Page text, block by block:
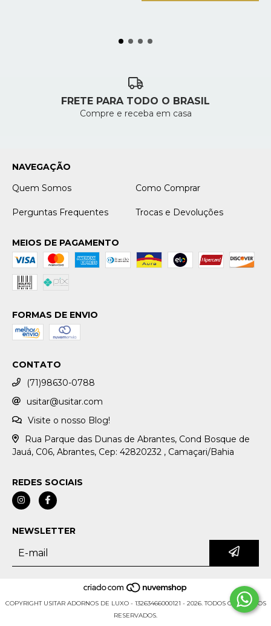
FRETE PARA TODO O BRASIL
Compre e receba em casa
NAVEGAÇÃO
Quem Somos
Como Comprar
Perguntas Frequentes Trocas e Devoluções
MEIOS DE PAGAMENTO
FORMAS DE ENVIO
CONTATO
(71)98630-0788
usitar@usitar.com
Visite o nosso Blog!
Rua Parque das Dunas de Abrantes, Cond Bosque de
Jauá, C06, Abrantes, Cep: 42820232 , Camaçari/Bahia
REDES SOCIAIS
NEWSLETTER
COPYRIGHT USITAR ADORNOS DE LUXO - 13263466000121 - 2026. TODOS OS DIREITOS
RESERVADOS.